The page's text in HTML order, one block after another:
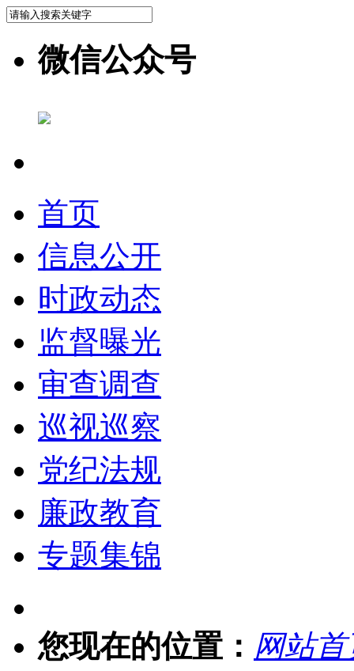
微信公众号
首页
信息公开
时政动态
监督曝光
审查调查
巡视巡察
党纪法规
廉政教育
专题集锦
您现在的位置： 网站首